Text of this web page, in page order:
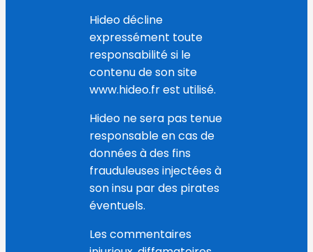
Hideo décline
expressément toute
responsabilité si le
contenu de son site
www.hideo.fr est utilisé.
Hideo ne sera pas tenue
responsable en cas de
données à des fins
frauduleuses injectées à
son insu par des pirates
éventuels.
Les commentaires